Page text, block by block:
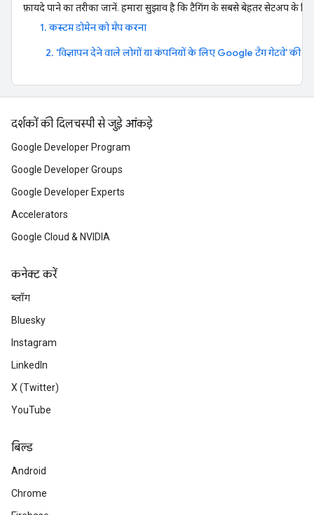
फ़ायदे पाने का तरीका जानें. हमारा सुझाव है कि टैगिंग के सबसे बेहतर सेटअप के
1. कस्टम डोमेन को मैप करना
2. 'विज्ञापन देने वाले लोगों या कंपनियों के लिए Google टैग गेटवे' की
दर्शकों की दिलचस्पी से जुड़े आंकड़े
Google Developer Program
Google Developer Groups
Google Developer Experts
Accelerators
Google Cloud & NVIDIA
कनेक्ट करें
ब्लॉग
Bluesky
Instagram
LinkedIn
X (Twitter)
YouTube
बिल्ड
Android
Chrome